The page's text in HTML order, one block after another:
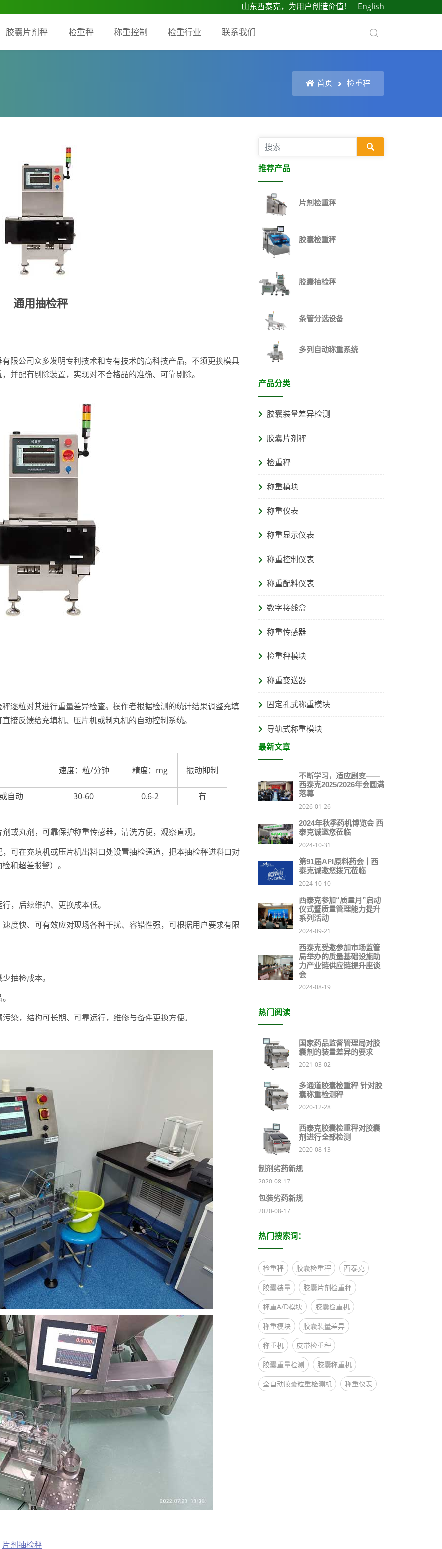
山东西泰克，为用户创造价值！ English
胶囊片剂秤 检重秤 称重控制 检重行业 联系我们
首页 检重秤
通用抽检秤
限公司众多发明专利技术和专有技术的高科技产品，不须更换模具
并配有剔除装置，实现对不合格品的准确、可靠剔除。
逐粒对其进行重量差异检查。操作者根据检测的统计结果调整充填
接反馈给充填机、压片机或制丸机的自动控制系统。
速度：粒/分钟 精度：mg 振动抑制
自动 30-60 0.6-2 有
或丸剂，可靠保护称重传感器，清洗方便，观察直观。
可在充填机或压片机出料口处设置抽检通道，把本抽检秤进料口对
和超差报警）。
，后续维护、更换成本低。
度快、可有效应对现场各种干扰、容错性强，可根据用户要求有限
抽检成本。
染，结构可长期、可靠运行，维修与备件更换方便。
片剂抽检秤
推荐产品
片剂检重秤
胶囊检重秤
胶囊抽检秤
条管分选设备
多列自动称重系统
产品分类
胶囊装量差异检测
胶囊片剂秤
检重秤
称重模块
称重仪表
称重显示仪表
称重控制仪表
称重配料仪表
数字接线盒
称重传感器
检重秤模块
称重变送器
固定孔式称重模块
导轨式称重模块
最新文章
不断学习，适应剧变——
西泰克2025/2026年会圆满
落幕
2026-01-26
2024年秋季药机博览会 西
泰克诚邀您莅临
2024-10-31
第91届API原料药会┃西
泰克诚邀您拨冗莅临
2024-10-10
西泰克参加“质量月”启动
仪式暨质量管理能力提升
系列活动
2024-09-21
西泰克受邀参加市场监管
局举办的质量基础设施助
力产业链供应链提升座谈
会
2024-08-19
热门阅读
国家药品监督管理局对胶
囊剂的装量差异的要求
2021-03-02
多通道胶囊检重秤 针对胶
囊称重检测秤
2020-12-28
西泰克胶囊检重秤对胶囊
剂进行全部检测
2020-08-13
制剂劣药新规
2020-08-17
包装劣药新规
2020-08-17
热门搜索词：
检重秤 胶囊检重秤 西泰克
胶囊装量 胶囊片剂检重秤
称重A/D模块 胶囊检重机
称重模块 胶囊装量差异
称重机 皮带检重秤
胶囊重量检测 胶囊称重机
全自动胶囊粒重检测机 称重仪表